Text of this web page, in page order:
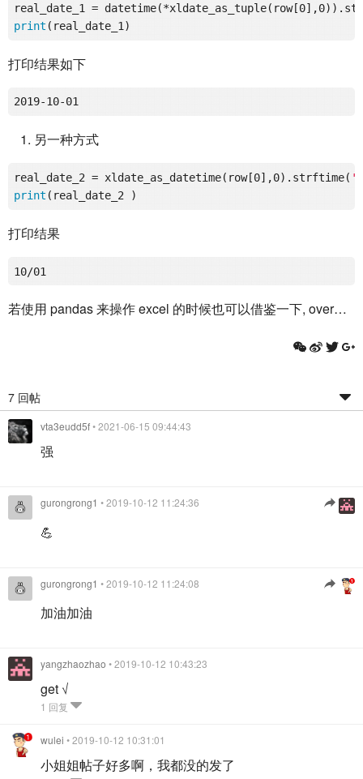
real_date_1 =
print
打印结果如下
2019-10-01
另一种方式
real_date_2 = xldate_as_datetime(row[0],0).strftime(
print
打印结果
若使用 pandas 来操作 excel 的时候也可以借鉴一下, over…
7 回帖
vta3eudd5f• 2021-06-15 09:44:43
强
gurongrong1 • 2019-10-12 11:24:36
💪
gurongrong1 • 2019-10-12 11:24:08
加油加油
yangzhaozhao • 2019-10-12 10:43:23
get √
1 回复
wulei • 2019-10-12 10:31:01
小姐姐帖子好多啊，我都没的发了